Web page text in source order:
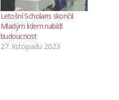
Letošní Scholaris skončil.
Mladým lidem nabídl
budoucnost
27. listopadu 2023